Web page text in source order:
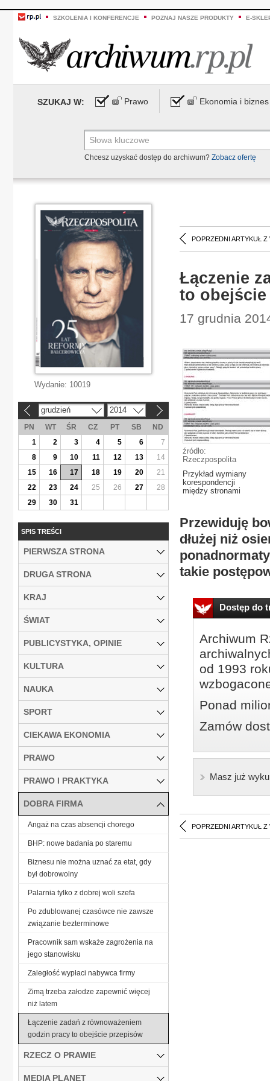
SZKOLENIA I KONFERENCJE POZNAJ NASZE PRODUKTY E-
SZUKAJ W: Prawo Ekonomia i biznes
Chcesz uzyskać dostęp do archiwum? Zobacz ofertę
POPRZEDNI ARTYKUŁ Z
Łączenie
to
17 grudnia
źródło:
Rzeczpospolita
Przykład wymiany
korespondencji
między stronami
Przewiduję
dłużej niż
takie
Dostęp do
Archiwum
od 1993
Ponad
Zamów
Masz już
POPRZEDNI ARTYKUŁ Z
Wydanie: 10019
grudzień 2014
PN WT ŚR CZ PT SB
ND
1
2 3 4 5 6
7
8
9 10 11 12 13
14
15
16 17 18 19 20
21
22
23 24 25 26 27
28
29
30 31
SPIS TREŚCI
PIERWSZA STRONA
DRUGA STRONA
KRAJ
ŚWIAT
PUBLICYSTYKA, OPINIE
KULTURA
NAUKA
SPORT
CIEKAWA EKONOMIA
PRAWO
PRAWO I PRAKTYKA
DOBRA FIRMA
Angaż na czas absencji chorego
BHP: nowe badania po staremu
Biznesu nie można uznać za etat, gdy
był dobrowolny
Palarnia tylko z dobrej woli szefa
Po zdublowanej czasówce nie zawsze
związanie bezterminowe
Pracownik sam wskaże zagrożenia na
jego stanowisku
Zaległość wypłaci nabywca firmy
Zimą trzeba załodze zapewnić więcej
niż latem
Łączenie zadań z równoważeniem
godzin pracy to obejście przepisów
RZECZ O PRAWIE
MEDIA PLANET